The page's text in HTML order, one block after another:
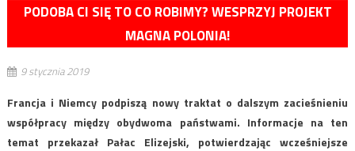
PODOBA CI SIĘ TO CO ROBIMY? WESPRZYJ PROJEKT
MAGNA POLONIA!
9 stycznia 2019
Francja i Niemcy podpiszą nowy traktat o dalszym zacieśnieniu
współpracy między obydwoma państwami. Informacje na ten
temat przekazał Pałac Elizejski, potwierdzając wcześniejsze